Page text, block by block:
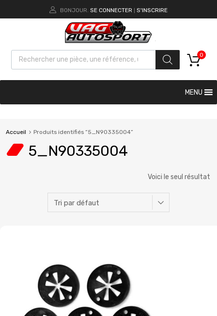
BONJOUR. SE CONNECTER S'INSCRIRE
0
MENU
Accueil Produits identifiés “5_N90335004”
5_N90335004
Voici le seul résultat